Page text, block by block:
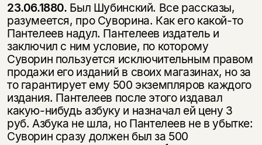
23.06.1880. Был Шубинский. Все рассказы,
разумеется, про Суворина. Как его какой-то
Пантелеев надул. Пантелеев издатель и
заключил с ним условие, по которому
Суворин пользуется исключительным правом
продажи его из­даний в своих магазинах, но за
то гарантирует ему 500 экземпляров каждого
издания. Пантелеев после этого издавал
какую-нибудь азбуку и назначал ей цену 3
руб. Азбука не шла, но Пантелеев не в убытке:
Суворин сразу должен был за 500